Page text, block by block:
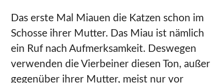
Das erste Mal Miauen die Katzen schon im
Schosse ihrer Mutter. Das Miau ist nämlich
ein Ruf nach Aufmerksamkeit. Deswegen
verwenden die Vierbeiner diesen Ton, außer
gegenüber ihrer Mutter, meist nur vor